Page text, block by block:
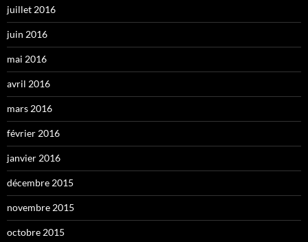
juillet 2016
juin 2016
mai 2016
avril 2016
mars 2016
février 2016
janvier 2016
décembre 2015
novembre 2015
octobre 2015